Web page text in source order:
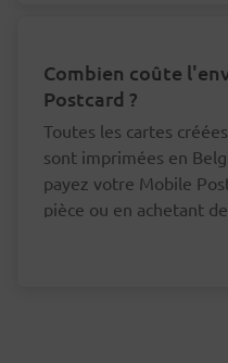
Combien coûte
Postcard ?
Toutes les cartes
sont imprimées en
payez votre Mobile
pièce ou en achetant